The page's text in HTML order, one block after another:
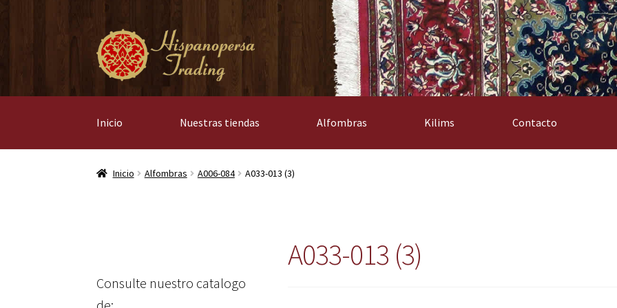
Ir
a
la
Ir
al
contenido
Inicio Nuestras tiendas Alfombras Kilims Contacto
Inicio Alfombras A006-084 A033-013 (3)
A033-013 (3)
Consulte nuestro catalogo